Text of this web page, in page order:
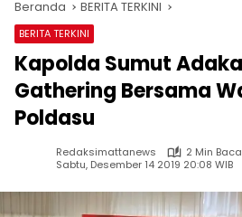
Beranda BERITA TERKINI
BERITA TERKINI
Kapolda Sumut
Gathering Bersama
Poldasu
Redaksimattanews
2 Min Baca
Sabtu, Desember 14 2019 20:08 WIB